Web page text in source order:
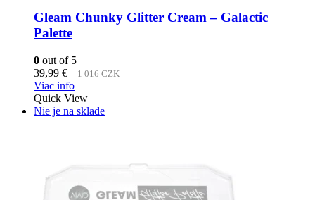
Gleam Chunky Glitter Cream – Galactic
Palette
0 out of 5
39,99 € 1 016 CZK
Viac info
Quick View
Nie je na sklade